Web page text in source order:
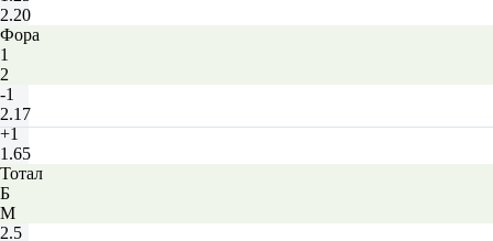
2.20
Фора
1
2
-1
2.17
+1
1.65
Тотал
Б
М
2.5